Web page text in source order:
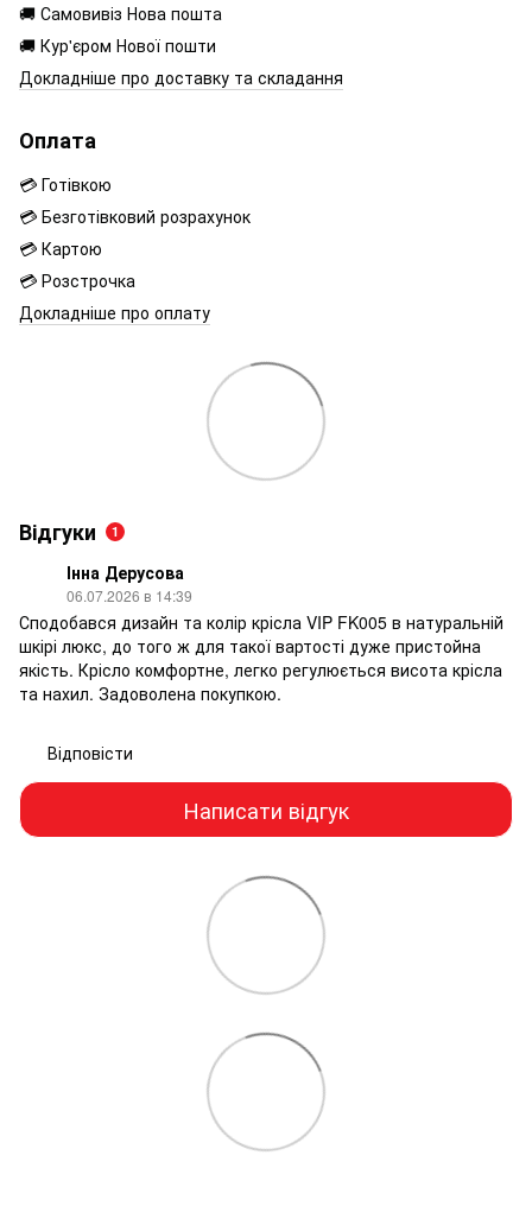
🚚 Самовивіз Нова пошта
🚚 Кур'єром Нової пошти
Докладніше про доставку та складання
Оплата
💳 Готівкою
💳 Безготівковий розрахунок
💳 Картою
💳 Розстрочка
Докладніше про оплату
Відгуки 1
Інна Дерусова
06.07.2026 в 14:39
Сподобався дизайн та колір крісла VIP FK005 в натуральній
шкірі люкс, до того ж для такої вартості дуже пристойна
якість. Крісло комфортне, легко регулюється висота крісла
та нахил. Задоволена покупкою.
Відповісти
Написати відгук